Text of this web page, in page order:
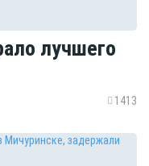
лучшего
1413